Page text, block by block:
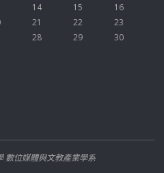
14 15
16
21 22
23
28 29
30
數位媒體與文教產業學系